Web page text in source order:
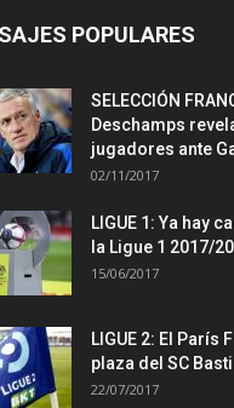
POPULARES
SELECCIÓN
Deschamps
jugadores ante
02/11/2017
LIGUE 1: Ya hay
la Ligue 1 2017/
15/06/2017
LIGUE 2: El París
plaza del SC
22/07/2017